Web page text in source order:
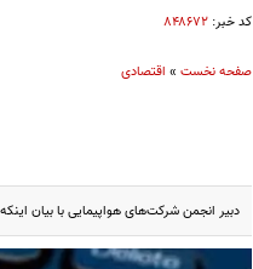
کد خبر: ۸۴۸۶۷۲
صفحه نخست» اقتصادی
دبیر انجمن شرکت‌های هواپیمایی با بیان